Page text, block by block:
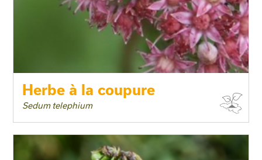
Herbe à la coupure
Sedum telephium
Floraison